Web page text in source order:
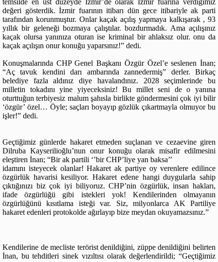
temsilde en üst düzeyde İzmir’de olarak İzmir fuarına verdiğimiz
değeri gösterdik. İzmir fuarının itibarı dün gece itibariyle ak parti
tarafından korunmuştur. Onlar kaçak açılış yapmaya kalkışarak , 93
yıllık bir geleneği bozmaya çalıştılar. bozdurmadık. Ama açılışınız
kaçak olursa yanınıza oturan ise kriminal bir ahlaksız olur. onu da
kaçak açılışın onur konuğu yaparsınız!” dedi.
Konuşmalarında CHP Genel Başkanı Özgür Özel’e seslenen İnan;
“Aç tavuk kendini darı ambarında zannedermiş” derler. Birkaç
belediye fazla aldınız diye havalandınız. 2028 seçimlerinde bu
milletin tokadını yine yiyeceksiniz! Bu millet seni de o yanına
oturttuğun terbiyesiz malum şahısla birlikte göndermesini çok iyi bilir
‘özgür’ özel… Öyle; saçları boyayıp gözlük çıkartmayla olmuyor bu
işler!” dedi.
Geçtiğimiz günlerde hakaret etmeden suçlanan ve cezaevine giren
Dilruba Kayserilioğlu’nun onur konuğu olarak misafir edilmesini
eleştiren İnan; “Bir ak partili ‘’bir CHP’liye yan baksa’’
idamını isteyecek olanlar! Hakaret ak partiye oy verenlere edilince
özgürlük havarisi kesiliyor. Hakaret edene hangi duygularla sahip
çıktığınızı biz çok iyi biliyoruz. CHP’nin özgürlük, insan hakları,
ifade özgürlüğü gibi istekleri yok! Kendilerinden olmayanın
özgürlüğünü kısıtlama isteği var. Siz, milyonlarca AK Partiliye
hakaret edenleri protokolde ağırlayıp bize meydan okuyamazsınız.”
Kendilerine de mecliste terörist denildiğini, züppe denildiğini belirten
İnan, bu tehditleri sinek vızıltısı olarak değerlendirildi; “Geçtiğimiz